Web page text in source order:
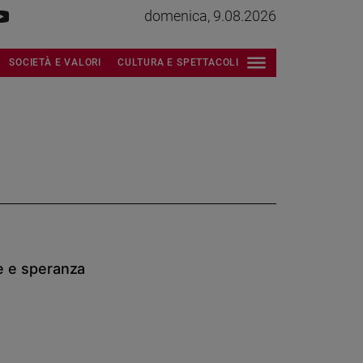
domenica, 9.08.2026
SOCIETÀ E VALORI CULTURA E SPETTACOLI
e speranza